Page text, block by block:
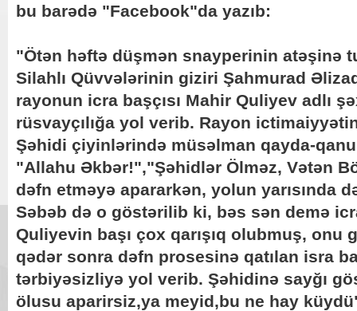
bu barədə "Facebook"da yazıb:
"Ötən həftə düşmən snayperinin atəşinə
Silahlı Qüvvələrinin giziri Şahmurad
rayonun icra başçısı Mahir Quliyev adlı
rüsvayçılığa yol verib. Rayon
Şəhidi çiyinlərində müsəlman qayda-
"Allahu Əkbər!","Şəhidlər Ölməz, Vətən
dəfn etməyə apararkən, yolun yarısında
Səbəb də o göstərilib ki, bəs sən demə
Quliyevin başı çox qarışıq olubmuş, onu
qədər sonra dəfn prosesinə qatılan isra
tərbiyəsizliyə yol verib. Şəhidinə sayğı
ölusu aparirsiz,ya meyid,bu ne hay